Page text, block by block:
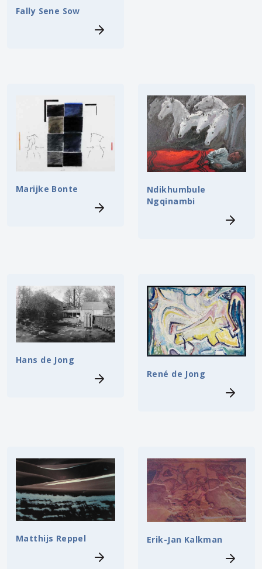
Fally Sene Sow
Marijke Bonte
Ndikhumbule
Ngqinambi
Hans de Jong
René de Jong
Matthijs Reppel Erik-Jan Kalkman